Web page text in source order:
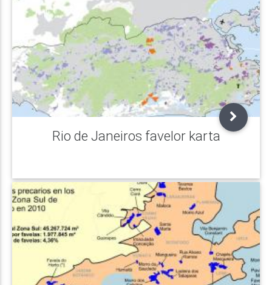
Rio de Janeiros favelor karta